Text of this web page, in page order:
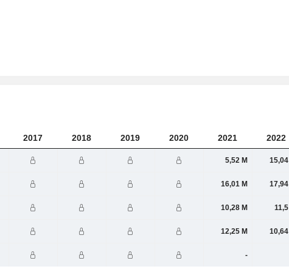
2017 2018 2019 2020 2021 2022
5,52 M 15,04
16,01 M 17,94
10,28 M 11,5
12,25 M 10,64
-